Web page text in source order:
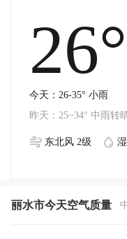
26°
今天：26-35° 小雨
昨天：25~34° 中雨转
东北风 2级
丽水市今天空气质量